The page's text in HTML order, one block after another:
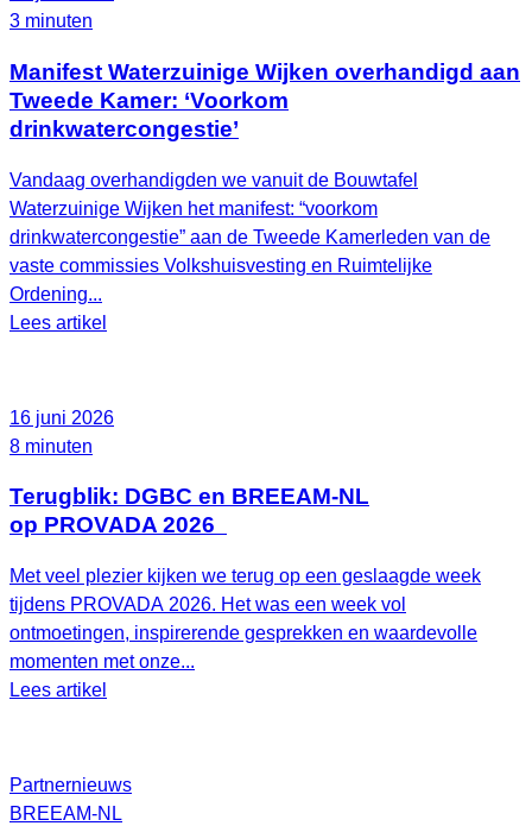
3 minuten
Manifest Waterzuinige Wijken overhandigd aan
Tweede Kamer: ‘Voorkom
drinkwatercongestie’
Vandaag overhandigden we vanuit de Bouwtafel
Waterzuinige Wijken het manifest: “voorkom
drinkwatercongestie” aan de Tweede Kamerleden van de
vaste commissies Volkshuisvesting en Ruimtelijke
Ordening...
Lees artikel
16 juni 2026
8 minuten
Terugblik: DGBC en BREEAM-NL
op PROVADA 2026
Met veel plezier kijken we terug op een geslaagde week
tijdens PROVADA 2026. Het was een week vol
ontmoetingen, inspirerende gesprekken en waardevolle
momenten met onze...
Lees artikel
Partnernieuws
BREEAM-NL